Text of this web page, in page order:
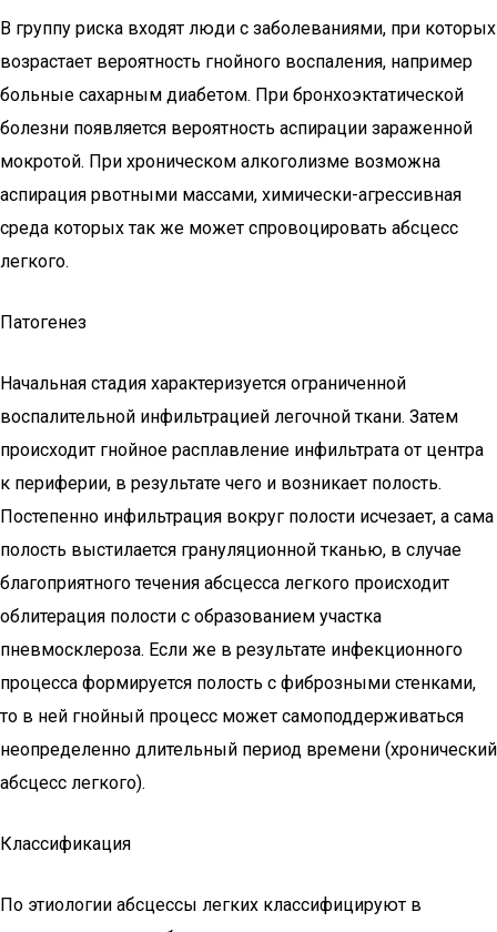
В группу риска входят люди с заболеваниями, при которых
возрастает вероятность гнойного воспаления, например
больные сахарным диабетом. При бронхоэктатической
болезни появляется вероятность аспирации зараженной
мокротой. При хроническом алкоголизме возможна
аспирация рвотными массами, химически-агрессивная
среда которых так же может спровоцировать абсцесс
легкого.
Патогенез
Начальная стадия характеризуется ограниченной
воспалительной инфильтрацией легочной ткани. Затем
происходит гнойное расплавление инфильтрата от центра
к периферии, в результате чего и возникает полость.
Постепенно инфильтрация вокруг полости исчезает, а сама
полость выстилается грануляционной тканью, в случае
благоприятного течения абсцесса легкого происходит
облитерация полости с образованием участка
пневмосклероза. Если же в результате инфекционного
процесса формируется полость с фиброзными стенками,
то в ней гнойный процесс может самоподдерживаться
неопределенно длительный период времени (хронический
абсцесс легкого).
Классификация
По этиологии абсцессы легких классифицируют в